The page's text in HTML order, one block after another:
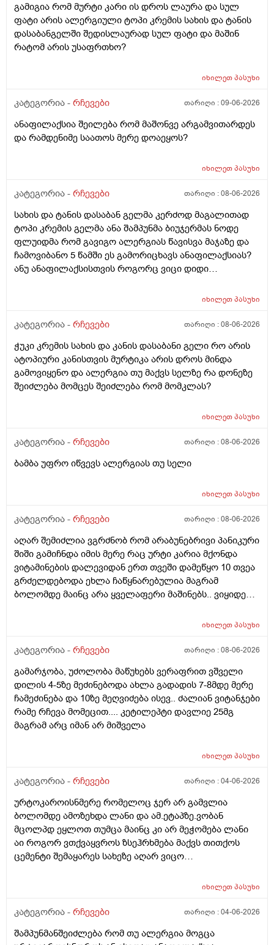
გამიგია რომ მურტი კარი ის დროს ლაურა და სულ
ფატი არის ალერგიული ტოპი კრემის სახის და ტანის
დასაბანგელში შედისლაურად სულ ფატი და მაშინ
რატომ არის უსაფრთხო?
იხილეთპასუხი
კატეგორია - რჩევები თარიღი :09-06-2026
ანაფილაქსია შეილება რომ მაშონვე არგამვითარდეს
და რამდენიმე საათოს მერე დოაეყოს?
იხილეთპასუხი
კატეგორია - რჩევები თარიღი :08-06-2026
სახის და ტანის დასაბან გელმა კერძოდ მაგალითად
ტოპი კრემის გელმა ანა შამპუნმა ბიუჯერმას ნოდე
ფლუიდმა რომ გავიგო ალერგიას წავისვა მაჯაზე და
ჩამოვიბანო 5 წამში ეს გამორიცხავს ანაფილაქსიას?
ანუ ანაფილაქსისთვის როგორც ვიცი დიდი
ანაფილაქცია განვითარდეს სწორია? ანუ იმ
კონკრეტული რაღაც ნივთიერების მიმართ ეს ტესტი
ტესტი დიდი დიდი გამოყაროს ხო?
იხილეთპასუხი
კატეგორია - რჩევები თარიღი :08-06-2026
ჭუკი კრემის სახის და კანის დასაბანი გელი რო არის
ატოპიური კანისთვის მურტიკა არის დროს მინდა
გამოვიყენო და ალერგია თუ მაქვს სელზე რა დონეზე
შეიძლება მომცეს შეიძლება რომ მომკლას?
იხილეთპასუხი
კატეგორია - რჩევები თარიღი :08-06-2026
ბამბა უფრო იწვევს ალერგიას თუ სელი
იხილეთპასუხი
კატეგორია - რჩევები თარიღი :08-06-2026
აღარ შემიძლია ვგრძნობ რომ არაბუნებრივი პანიკური
შიში გამიჩნდა იმის მერე რაც ურტი კარია მქონდა
ვიტამინების დალევიდან ერთ თვეში დამეწყო 10 თვეა
გრძელდებოდა ეხლა ჩაწყნარებულია მაგრამ
ბოლომდე მაინც არა ყველაფერი მაშინებს.. ვიყიდე
არა.მაშონ ანაფილაქსია ხომ არ მექმება?
ცუდათ ვხდებინშოშოსგან მარტო მაშინებს ეს
ონტელექტოც ანაფილაქსიას ახსენებს სულ დამამე
როზა
იხილეთპასუხი
კატეგორია - რჩევები თარიღი :08-06-2026
გამარჯობა, უძოლობა მაწუხებს ვერაფრით ვშველი
დილის 4-5ზე მეძინებოდა ახლა გადადის 7-8მდე მერე
ჩამეძინება და 10ზე მეღვიძება ისევ.. ძალიან ვიტანჯები
რამე რჩევა მომეცით.... კეტილეპტი დავლიე 25მგ
მაგრამ არც იმან არ მიშველა
იხილეთპასუხი
კატეგორია - რჩევები თარიღი :04-06-2026
ურტოკაროისნმერე რომელოც ჯერ არ გამვლია
ბოლომდე ამოზეხდა ლანი და ამ.ეტაპზე.ვობან
მცოლპდ ეყლოთ თუმცა მაინც კი არ მეჭომება ლანი
აი როგორ ვთქვაყვროს ზსეჰრხმება მაქვს თითქოს
ცემენტი შემაყარეს სახეზე აღარ ვიცო
წვალებაშო..სულ ბავშობიდან დღემდე ალისა საპონს
2036წელს.ვეღარ ბხმღობ.მცპლპდნეყალოც კი ესეთ
დამატენოანებელო ვერ მშველოს.პოროს დაბანოს
იხილეთპასუხი
კატეგორია - რჩევები თარიღი :04-06-2026
შამპუნმანშეიძლება რომ თუ ალერგია მოგცა